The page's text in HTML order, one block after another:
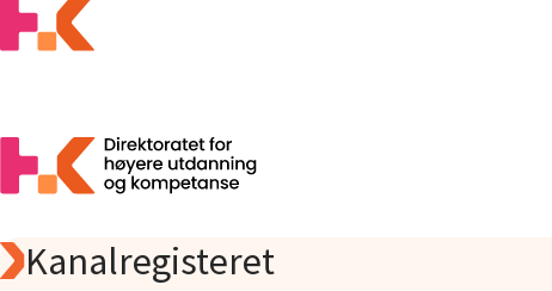
Søk
Kanalregisteret